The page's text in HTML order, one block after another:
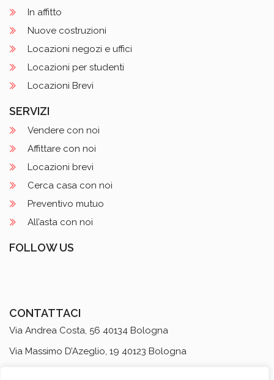
In affitto
Nuove costruzioni
Locazioni negozi e uffici
Locazioni per studenti
Locazioni Brevi
SERVIZI
Vendere con noi
Affittare con noi
Locazioni brevi
Cerca casa con noi
Preventivo mutuo
All’asta con noi
FOLLOW US
CONTATTACI
Via Andrea Costa, 56 40134 Bologna
Via Massimo D’Azeglio, 19 40123 Bologna